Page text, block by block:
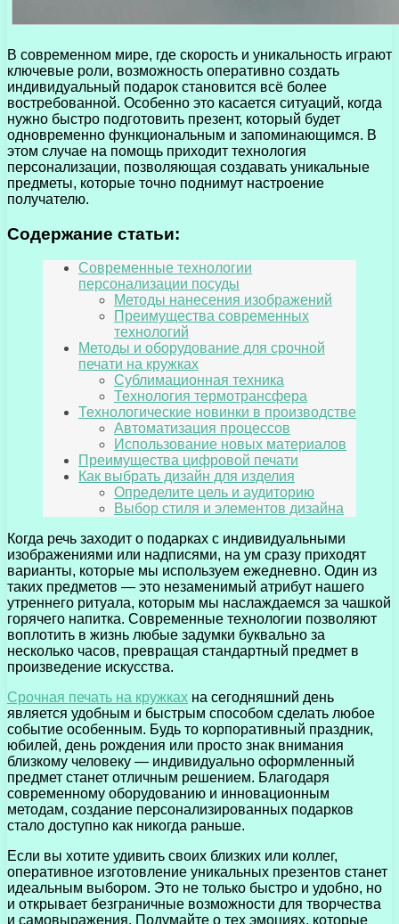
В современном мире, где скорость и уникальность играют
ключевые роли, возможность оперативно создать
индивидуальный подарок становится всё более
востребованной. Особенно это касается ситуаций, когда
нужно быстро подготовить презент, который будет
одновременно функциональным и запоминающимся. В
этом случае на помощь приходит технология
персонализации, позволяющая создавать уникальные
предметы, которые точно поднимут настроение
получателю.
Содержание статьи:
Современные технологии
персонализации посуды
Методы нанесения изображений
Преимущества современных
технологий
Методы и оборудование для срочной
печати на кружках
Сублимационная техника
Технология термотрансфера
Технологические новинки в производстве
Автоматизация процессов
Использование новых материалов
Преимущества цифровой печати
Как выбрать дизайн для изделия
Определите цель и аудиторию
Выбор стиля и элементов дизайна
Когда речь заходит о подарках с индивидуальными
изображениями или надписями, на ум сразу приходят
варианты, которые мы используем ежедневно. Один из
таких предметов — это незаменимый атрибут нашего
утреннего ритуала, которым мы наслаждаемся за чашкой
горячего напитка. Современные технологии позволяют
воплотить в жизнь любые задумки буквально за
несколько часов, превращая стандартный предмет в
произведение искусства.
Срочная печать на кружках на сегодняшний день
является удобным и быстрым способом сделать любое
событие особенным. Будь то корпоративный праздник,
юбилей, день рождения или просто знак внимания
близкому человеку — индивидуально оформленный
предмет станет отличным решением. Благодаря
современному оборудованию и инновационным
методам, создание персонализированных подарков
стало доступно как никогда раньше.
Если вы хотите удивить своих близких или коллег,
оперативное изготовление уникальных презентов станет
идеальным выбором. Это не только быстро и удобно, но
и открывает безграничные возможности для творчества
и самовыражения. Подумайте о тех эмоциях, которые